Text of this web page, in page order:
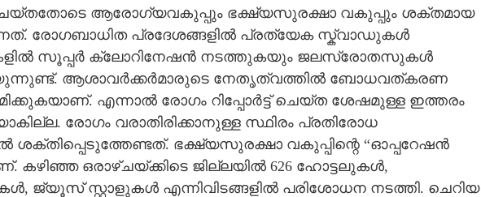
ചെയ്തതോടെ ആരോഗ്യവകുപ്പും ഭക്ഷ്യസുരക്ഷാ വകുപ്പും ശക്തമായ
രോഗബാധിത പ്രദേശങ്ങളിൽ പ്രത്യേക സ്ക്വാഡുകൾ
സൂപ്പർ ക്ലോറിനേഷൻ നടത്തുകയും ജലസ്രോതസുകൾ
ആശാവർക്കർമാരുടെ നേതൃത്വത്തിൽ ബോധവത്കരണ
എന്നാൽ രോഗം റിപ്പോർട്ട് ചെയ്ത ശേഷമുള്ള ഇത്തരം
രോഗം വരാതിരിക്കാനുള്ള സ്ഥിരം പ്രതിരോധ
ഭക്ഷ്യസുരക്ഷാ വകുപ്പിന്റെ “ഓപ്പറേഷൻ
കഴിഞ്ഞ ഒരാഴ്ചയ്ക്കിടെ ജില്ലയിൽ 626 ഹോട്ടലുകൾ,
ജ്യൂസ് സ്റ്റാളുകൾ എന്നിവിടങ്ങളിൽ പരിശോധന നടത്തി. ചെറിയ